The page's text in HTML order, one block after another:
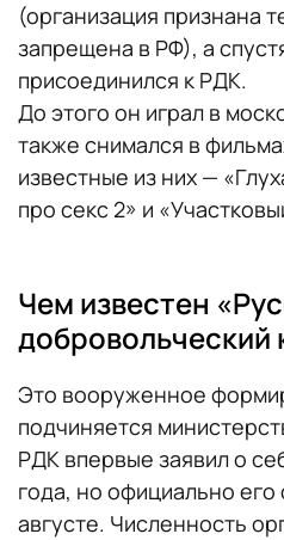
(организация признана
запрещена в РФ), а
присоединился к РДК.
До этого он играл в
также снимался в
известные из них —
про секс 2» и
Чем известен
добровольческий
Это вооруженное
подчиняется
РДК впервые заявил о
года, но официально
августе. Численность